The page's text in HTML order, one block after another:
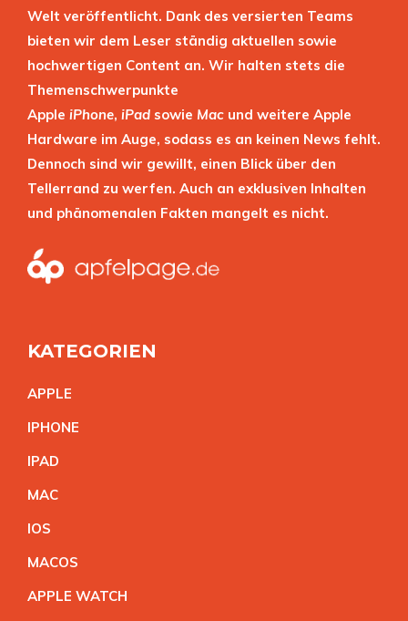
Welt veröffentlicht. Dank des versierten Teams
bieten wir dem Leser ständig aktuellen sowie
hochwertigen Content an. Wir halten stets die
Themenschwerpunkte
Apple iPhone, iPad sowie Mac und weitere Apple
Hardware im Auge, sodass es an keinen News fehlt.
Dennoch sind wir gewillt, einen Blick über den
Tellerrand zu werfen. Auch an exklusiven Inhalten
und phänomenalen Fakten mangelt es nicht.
KATEGORIEN
APPLE
IPHONE
IPAD
MAC
IOS
MACOS
APPLE WATCH